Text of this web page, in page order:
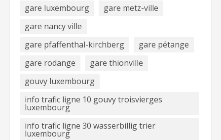
gare luxembourg
gare metz-ville
gare nancy ville
gare pfaffenthal-kirchberg
gare pétange
gare rodange
gare thionville
gouvy luxembourg
info trafic ligne 10 gouvy troisvierges
luxembourg
info trafic ligne 30 wasserbillig trier
luxembourg